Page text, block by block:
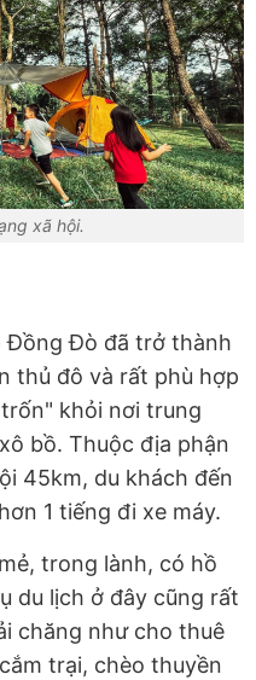
xã hội.
Đồng Đò đã trở thành
thủ đô và rất phù hợp
khỏi nơi trung
bồ. Thuộc địa phận
45km, du khách đến
1 tiếng đi xe máy.
trong lành, có hồ
du lịch ở đây cũng rất
chăng như cho thuê
trại, chèo thuyền